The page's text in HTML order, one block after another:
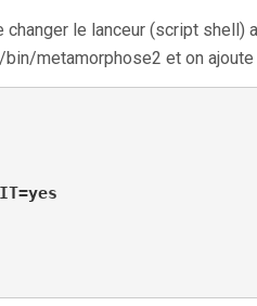
le lanceur (script shell)
metamorphose2 et on ajoute